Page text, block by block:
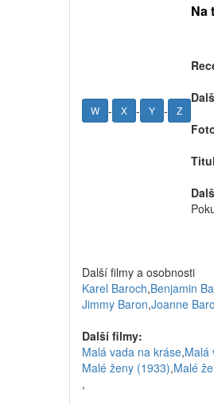
W - X - Y - Z
Na
Další filmy a osobnosti
Karel Baroch,Benjamin
Jimmy Baron,Joanne
Další filmy:
Malá vada na kráse,Malá
Malé ženy (1933),Malé
,